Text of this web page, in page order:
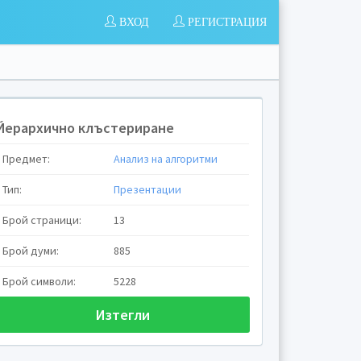
РЕГИСТРАЦИЯ
ВХОД
клъстериране
Предмет: Анализ на алгоритми
Тип: Презентации
Брой страници: 13
Брой думи: 885
Брой символи: 5228
Изтегли